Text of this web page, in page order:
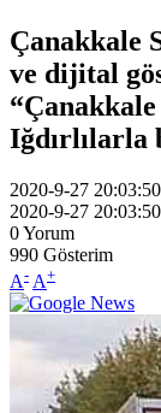
Çanakkale
ve dijital
Iğdırlılarla
2020-9-27 20:03:50
2020-9-27 20:03:50
0Yorum
990 Gösterim
A- A+